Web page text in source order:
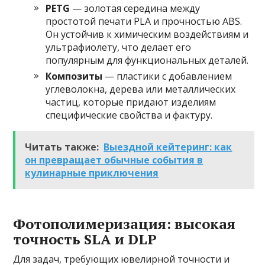
PETG — золотая середина между
простотой печати PLA и прочностью ABS.
Он устойчив к химическим воздействиям и
ультрафиолету, что делает его
популярным для функциональных деталей.
Композиты — пластики с добавлением
углеволокна, дерева или металлических
частиц, которые придают изделиям
специфические свойства и фактуру.
Читать также: Выездной кейтеринг: как
он превращает обычные события в
кулинарные приключения
Фотополимеризация: высокая
точность SLA и DLP
Для задач, требующих ювелирной точности и